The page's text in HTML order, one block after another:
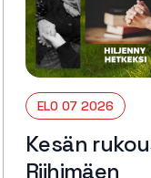
ELO 07 2026
Kesän
Riihimäen